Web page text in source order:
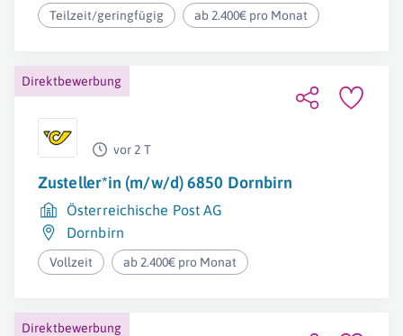
Teilzeit/geringfügig ab 2.400€ pro Monat
Direktbewerbung
vor 2 T
Zusteller*in (m/w/d) 6850 Dornbirn
Österreichische Post AG
Dornbirn
Vollzeit ab 2.400€ pro Monat
Direktbewerbung